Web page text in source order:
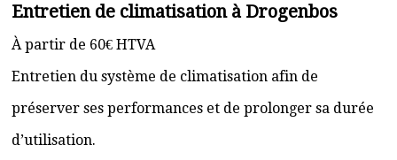
Entretien de climatisation à Drogenbos
À partir de 60€ HTVA
Entretien du système de climatisation afin de
préserver ses performances et de prolonger sa durée
d’utilisation.